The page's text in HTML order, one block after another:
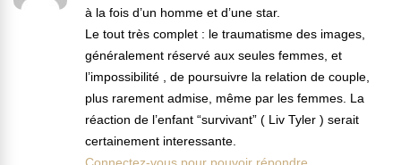
à la fois d’un homme et d’une star.
Le tout très complet : le traumatisme des images,
généralement réservé aux seules femmes, et
l’impossibilité , de poursuivre la relation de couple,
plus rarement admise, même par les femmes. La
réaction de l’enfant “survivant” ( Liv Tyler ) serait
certainement interessante.